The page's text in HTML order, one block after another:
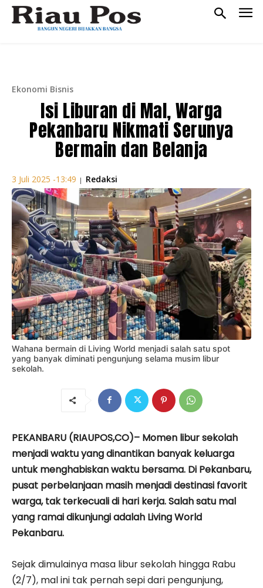
Ekonomi Bisnis
Isi Liburan di Mal, Warga
Pekanbaru Nikmati Serunya
Bermain dan Belanja
3 Juli 2025 -13:49 | Redaksi
Wahana bermain di Living World menjadi salah satu spot
yang banyak diminati pengunjung selama musim libur
sekolah.
PEKANBARU (RIAUPOS,CO)– Momen libur sekolah
menjadi waktu yang dinantikan banyak keluarga
untuk menghabiskan waktu bersama. Di Pekanbaru,
pusat perbelanjaan masih menjadi destinasi favorit
warga, tak terkecuali di hari kerja. Salah satu mal
yang ramai dikunjungi adalah Living World
Pekanbaru.
Sejak dimulainya masa libur sekolah hingga Rabu
(2/7), mal ini tak pernah sepi dari pengunjung,